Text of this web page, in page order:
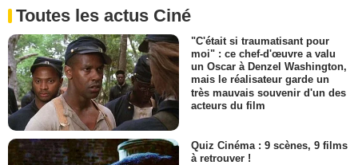
Toutes les actus Ciné
"C'était si traumatisant pour
moi" : ce chef-d'œuvre a valu
un Oscar à Denzel Washington,
mais le réalisateur garde un
très mauvais souvenir d'un des
acteurs du film
Quiz Cinéma : 9 scènes, 9 films
à retrouver !